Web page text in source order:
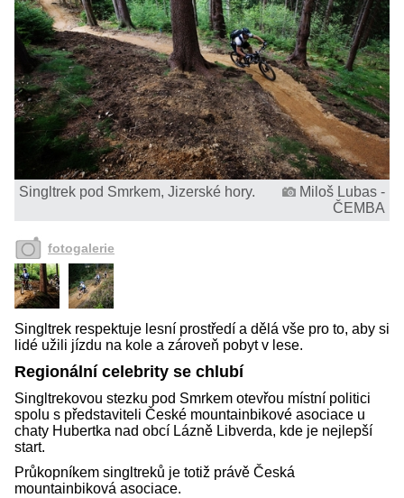
Singltrek pod Smrkem, Jizerské hory.
Miloš Lubas -
ČEMBA
fotogalerie
Singltrek respektuje lesní prostředí a dělá vše pro to, aby si
lidé užili jízdu na kole a zároveň pobyt v lese.
Regionální celebrity se chlubí
Singltrekovou stezku pod Smrkem otevřou místní politici
spolu s představiteli České mountainbikové asociace u
chaty Hubertka nad obcí Lázně Libverda, kde je nejlepší
start.
Průkopníkem singltreků je totiž právě Česká
mountainbiková asociace.